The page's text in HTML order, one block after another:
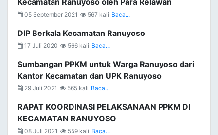
Kecamatan Ranuyoso oleh Para Relawan
05 September 2021 567 kali Baca...
DIP Berkala Kecamatan Ranuyoso
17 Juli 2020 566 kali Baca...
Sumbangan PPKM untuk Warga Ranuyoso dari
Kantor Kecamatan dan UPK Ranuyoso
29 Juli 2021 565 kali Baca...
RAPAT KOORDINASI PELAKSANAAN PPKM DI
KECAMATAN RANUYOSO
08 Juli 2021 559 kali Baca...